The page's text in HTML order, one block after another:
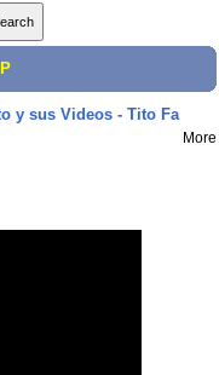
y sus Videos - Tito Fa
More